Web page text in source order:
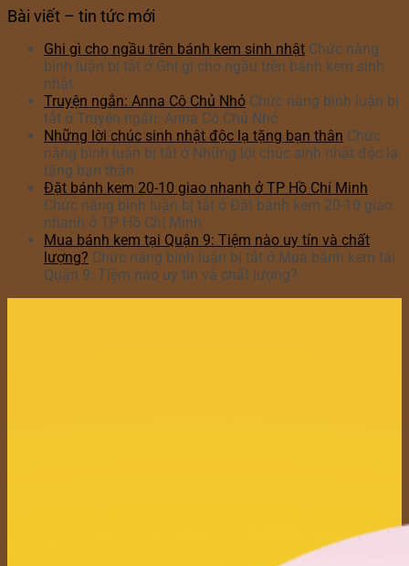
Bài viết – tin tức mới
Ghi gì cho ngầu trên bánh kem sinh nhật Chức năng
bình luận bị tắt ở Ghi gì cho ngầu trên bánh kem sinh
nhật
Truyện ngắn: Anna Cô Chủ Nhỏ Chức năng bình luận bị
tắt ở Truyện ngắn: Anna Cô Chủ Nhỏ
Những lời chúc sinh nhật độc lạ tặng bạn thân Chức
năng bình luận bị tắt ở Những lời chúc sinh nhật độc lạ
tặng bạn thân
Đặt bánh kem 20-10 giao nhanh ở TP Hồ Chí Minh
Chức năng bình luận bị tắt ở Đặt bánh kem 20-10 giao
nhanh ở TP Hồ Chí Minh
Mua bánh kem tại Quận 9: Tiệm nào uy tín và chất
lượng? Chức năng bình luận bị tắt ở Mua bánh kem tại
Quận 9: Tiệm nào uy tín và chất lượng?